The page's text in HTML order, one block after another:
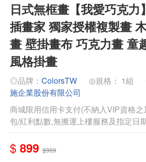
日式無框畫【我愛巧克力
插畫家 獨家授權複製畫
畫 壁掛畫布 巧克力畫 童
風格掛畫
◎品牌： ColorsTW ◎規格： 1組
施企業股份有限公司
商城限用信用卡支付(不納入VIP資格
包/紅利點數,無搬運上樓服務及指定日
$ 899 $969